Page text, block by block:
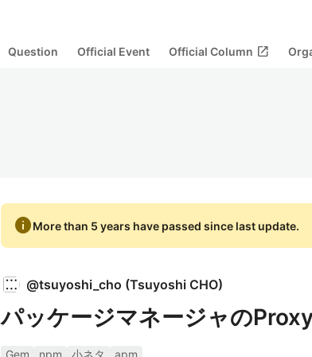
Question Official Event Official Column open_in_new
infoMore than 5 years have passed since last update.
@tsuyoshi_cho (Tsuyoshi CHO)
パッケージマネージャの
Gem npm 小ネタ
apm